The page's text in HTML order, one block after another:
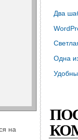
на
Два
Одна